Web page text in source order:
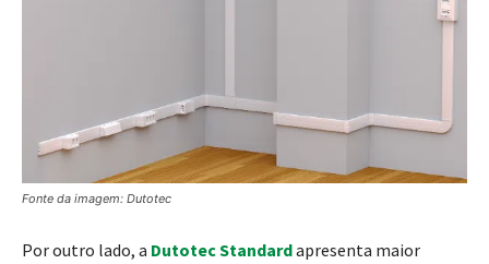
Fonte da imagem: Dutotec
Por outro lado, a Dutotec Standardapresenta maior